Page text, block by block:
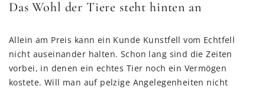
Das Wohl der Tiere steht hinten an
Allein am Preis kann ein Kunde Kunstfell vom Echtfell
nicht auseinander halten. Schon lang sind die Zeiten
vorbei, in denen ein echtes Tier noch ein Vermögen
kostete. Will man auf pelzige Angelegenheiten nicht